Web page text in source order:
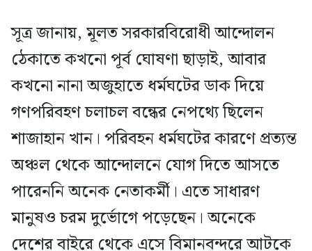
সূত্র জানায়, মূলত সরকারবিরোধী আন্দোলন
ঠেকাতে কখনো পূর্ব ঘোষণা ছাড়াই, আবার
কখনো নানা অজুহাতে ধর্মঘটের ডাক দিয়ে
গণপরিবহণ চলাচল বন্ধের নেপথ্যে ছিলেন
শাজাহান খান। পরিবহন ধর্মঘটের কারণে প্রত্যন্ত
অঞ্চল থেকে আন্দোলনে যোগ দিতে আসতে
পারেননি অনেক নেতাকর্মী। এতে সাধারণ
মানুষও চরম দুর্ভোগে পড়েছেন। অনেকে
দেশের বাইরে থেকে এসে বিমানবন্দরে আটকে